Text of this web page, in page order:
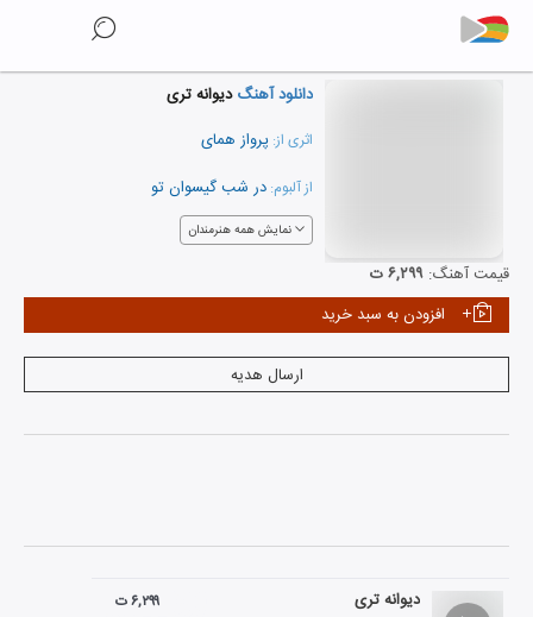
دانلود آهنگدیوانه تری
اثری از: پرواز همای
از آلبوم: در شب گیسوان تو
نمایش همه هنرمندان
قیمت آهنگ: ۶,۲۹۹ ت
افزودن به سبد خرید
ارسال هدیه
دیوانه تری ۶,۲۹۹ ت